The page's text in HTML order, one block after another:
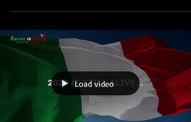
Load video